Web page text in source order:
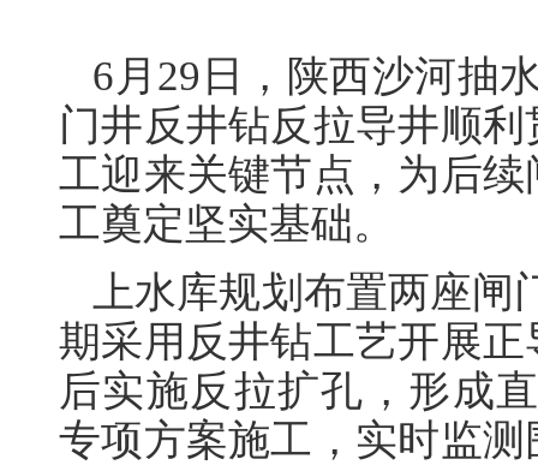
6月29日，陕西沙河抽
门井反井钻反拉导井顺
工迎来关键节点，为后
工奠定坚实基础。
上水库规划布置两座闸
期采用反井钻工艺开展
后实施反拉扩孔，形成
专项方案施工，实时监